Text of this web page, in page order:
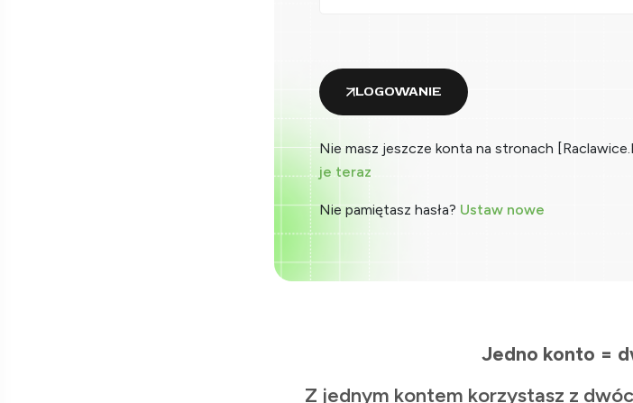
LOGOWANIE
Nie masz jeszcze konta na stronach
je teraz
Nie pamiętasz hasła? Ustaw nowe
Jedno konto =
Z jednym kontem korzystasz z